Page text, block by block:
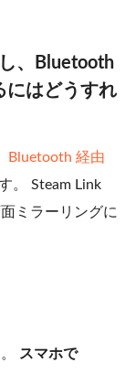
、Bluetooth
にはどうすれ
Bluetooth 経由
。 Steam Link
ミラーリングに
スマホで